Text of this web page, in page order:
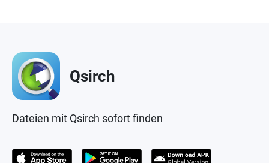
Qsirch
Dateien mit Qsirch sofort finden